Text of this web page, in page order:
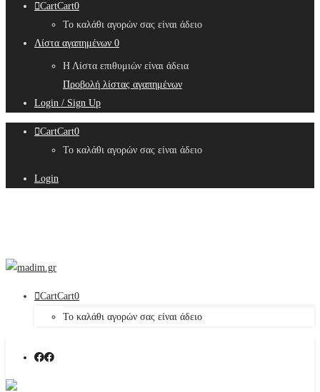
CartCart0
Το καλάθι αγορών σας είναι άδειο
Λίστα αγαπημένων 0
Η Λίστα επιθυμιών είναι άδεια
Προβολή λίστας αγαπημένων
Login / Sign Up
CartCart0
Το καλάθι αγορών σας είναι άδειο
Login
CartCart0
Το καλάθι αγορών σας είναι άδειο